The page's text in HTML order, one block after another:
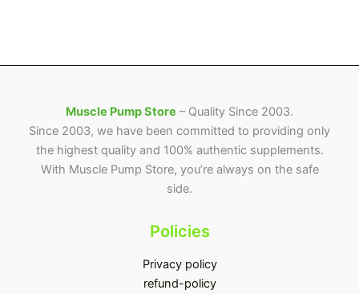
Muscle Pump Store – Quality Since 2003.
Since 2003, we have been committed to providing only
the highest quality and 100% authentic supplements.
With Muscle Pump Store, you’re always on the safe
side.
Policies
Privacy policy
refund-policy